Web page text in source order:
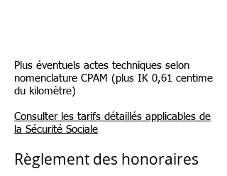
Plus éventuels actes techniques selon
nomenclature CPAM (plus IK 0,61 centime
du kilomètre)
Consulter les tarifs détaillés applicables de
la Sécurité Sociale
Règlement des honoraires